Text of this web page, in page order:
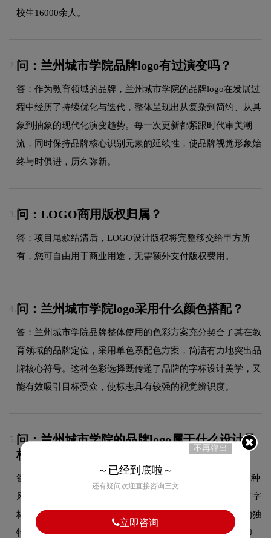
校生16000余人。
2. 问：兰州城市学院品牌logo有过演变吗？
答：作为教育领域的品牌，兰州城市学院的品牌logo在发展过
程中经历了持续优化与迭代，整体呈现出从复杂到简约、从具
象到抽象的现代化演变趋势。每一次更新都紧跟时代审美潮
流，同时保持品牌核心识别元素的延续性，使品牌视觉形象始
终与时俱进，历久弥新。
3. 问：LOGO商用版权归属？
答：项目尾款结清后，LOGO设计版权将完整移交给甲方所
有，您可自由用于商业用途，无需额外支付版权费用。
4. 问：兰州城市学院logo采用什么颜色搭配？
答：兰州城市学院品牌整体使用的色彩方案充分契合了其在教
育领域的品牌定位，采用单色系配色方案，简洁有力地突出品
牌核心符号。这种色彩选择既传递了品牌的字标设计美学，又
能有效吸引目标受众，使标志具有较强的视觉辨识度。
5. 问：兰州城市学院的品牌logo属于什么设计风
格？
答：兰州城市学院品牌logo整体呈现出字标的设计风格。这种
风格在教育领域具有较好的适用性，设计师在标志中融合了字
标的核心手法，既符合行业的一般审美特征，又突出品牌的独
特个性，能够在众多竞品中脱颖而出，给消费者留下深刻印
不再弹出
～已经到底啦～
还有疑问欢迎直接咨询三文
立即咨询